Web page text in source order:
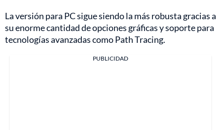
La versión para PC sigue siendo la más robusta gracias a
su enorme cantidad de opciones gráficas y soporte para
tecnologías avanzadas como Path Tracing.
PUBLICIDAD